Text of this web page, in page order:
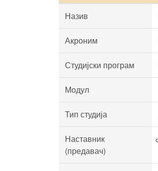
Назив
Акроним
Студијски програм
Модул
Тип студија
Наставник
(предавач)